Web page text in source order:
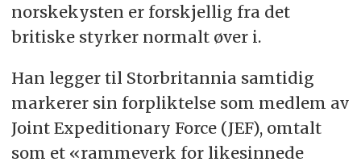
norskekysten er forskjellig fra det
britiske styrker normalt øver i.
Han legger til Storbritannia samtidig
markerer sin forpliktelse som medlem av
Joint Expeditionary Force (JEF), omtalt
som et «rammeverk for likesinnede